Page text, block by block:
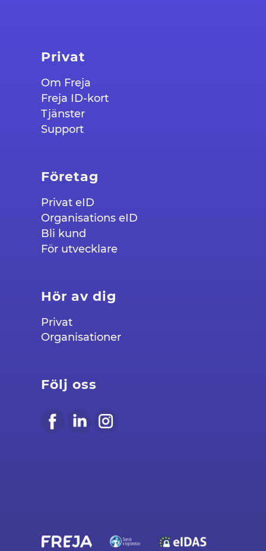
Privat
Om Freja
Freja ID-kort
Tjänster
Support
Företag
Privat eID
Organisations eID
Bli kund
För utvecklare
Hör av dig
Privat
Organisationer
Följ oss